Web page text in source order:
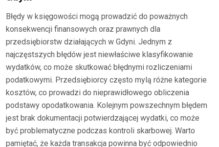
Błędy w księgowości mogą prowadzić do poważnych
konsekwencji finansowych oraz prawnych dla
przedsiębiorstw działających w Gdyni. Jednym z
najczęstszych błędów jest niewłaściwe klasyfikowanie
wydatków, co może skutkować błędnymi rozliczeniami
podatkowymi. Przedsiębiorcy często mylą różne kategorie
kosztów, co prowadzi do nieprawidłowego obliczenia
podstawy opodatkowania. Kolejnym powszechnym błędem
jest brak dokumentacji potwierdzającej wydatki, co może
być problematyczne podczas kontroli skarbowej. Warto
pamiętać, że każda transakcja powinna być odpowiednio